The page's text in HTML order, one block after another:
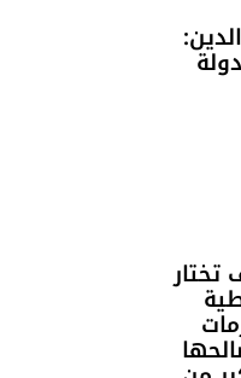
تختار